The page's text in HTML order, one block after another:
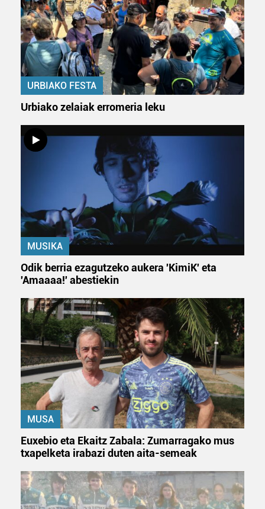
URBIAKO FESTA
Urbiako zelaiak erromeria leku
MUSIKA
Odik berria ezagutzeko aukera 'KimiK' eta
'Amaaaa!' abestiekin
MUSA
Euxebio eta Ekaitz Zabala: Zumarragako mus
txapelketa irabazi duten aita-semeak